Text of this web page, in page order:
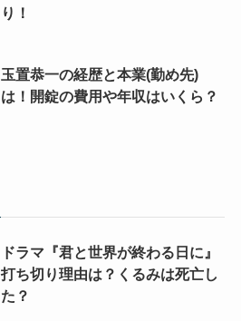
り！
玉置恭一の経歴と本業(勤め先)
は！開錠の費用や年収はいくら？
ドラマ『君と世界が終わる日に』
打ち切り理由は？くるみは死亡し
た？